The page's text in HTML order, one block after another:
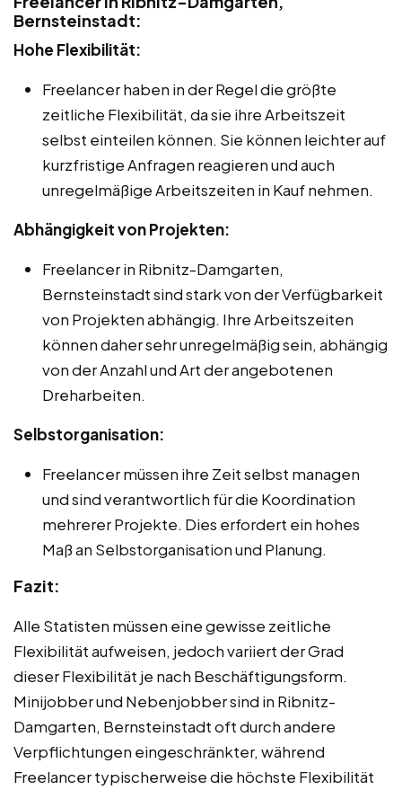
Bernsteinstadt:
Hohe Flexibilität:
Freelancer haben in der Regel die größte
zeitliche Flexibilität, da sie ihre Arbeitszeit
selbst einteilen können. Sie können leichter auf
kurzfristige Anfragen reagieren und auch
unregelmäßige Arbeitszeiten in Kauf nehmen.
Abhängigkeit von Projekten:
Freelancer in Ribnitz-Damgarten,
Bernsteinstadt sind stark von der Verfügbarkeit
von Projekten abhängig. Ihre Arbeitszeiten
können daher sehr unregelmäßig sein, abhängig
von der Anzahl und Art der angebotenen
Dreharbeiten.
Selbstorganisation:
Freelancer müssen ihre Zeit selbst managen
und sind verantwortlich für die Koordination
mehrerer Projekte. Dies erfordert ein hohes
Maß an Selbstorganisation und Planung.
Fazit:
Alle Statisten müssen eine gewisse zeitliche
Flexibilität aufweisen, jedoch variiert der Grad
dieser Flexibilität je nach Beschäftigungsform.
Minijobber und Nebenjobber sind in Ribnitz-
Damgarten, Bernsteinstadt oft durch andere
Verpflichtungen eingeschränkter, während
Freelancer typischerweise die höchste Flexibilität